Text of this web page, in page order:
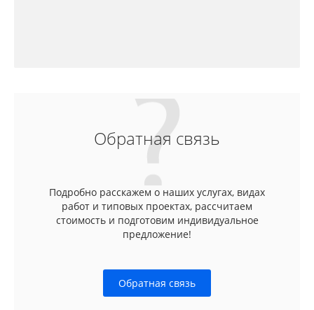
Обратная связь
Подробно расскажем о наших услугах, видах
работ и типовых проектах, рассчитаем
стоимость и подготовим индивидуальное
предложение!
Обратная связь